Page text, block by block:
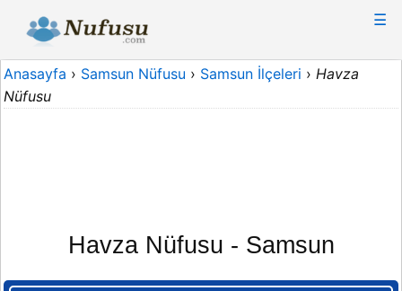
☰
Anasayfa › Samsun Nüfusu › Samsun İlçeleri › Havza
Nüfusu
Havza Nüfusu - Samsun